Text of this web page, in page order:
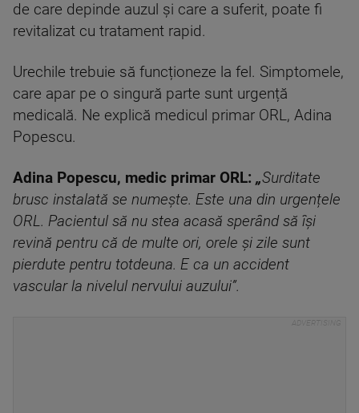
de care depinde auzul și care a suferit, poate fi
revitalizat cu tratament rapid.
Urechile trebuie să funcționeze la fel. Simptomele,
care apar pe o singură parte sunt urgență
medicală. Ne explică medicul primar ORL, Adina
Popescu.
Adina Popescu, medic primar ORL: „Surditate
brusc instalată se numește. Este una din urgențele
ORL. Pacientul să nu stea acasă sperând să își
revină pentru că de multe ori, orele și zile sunt
pierdute pentru totdeuna. E ca un accident
vascular la nivelul nervului auzului”.